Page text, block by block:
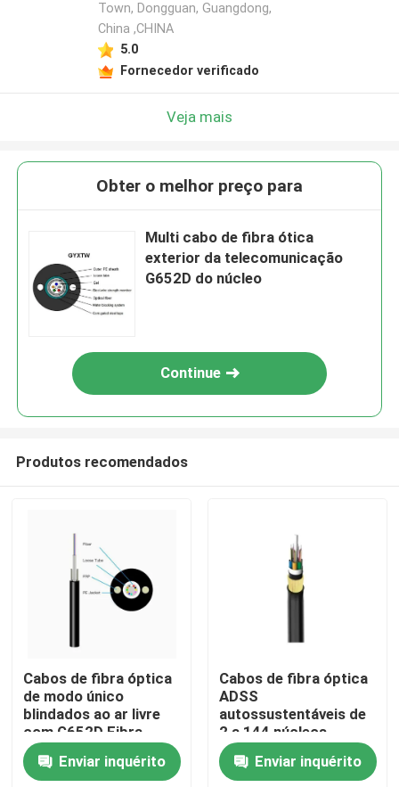
Casa
Produtos
Sobre nós
Town, Dongguan, Guangdong,
China ,CHINA
5.0
Fornecedor verificado
Veja mais
Obter o melhor preço para
Multi cabo de fibra ótica
exterior da telecomunicação
G652D do núcleo
Continue
Produtos recomendados
Cabos de fibra óptica
de modo único
blindados ao ar livre
com G652D Fibra
GYXTW
Enviar inquérito
Cabos de fibra óptica
ADSS
autossustentáveis de
2 a 144 núcleos
Enviar inquérito